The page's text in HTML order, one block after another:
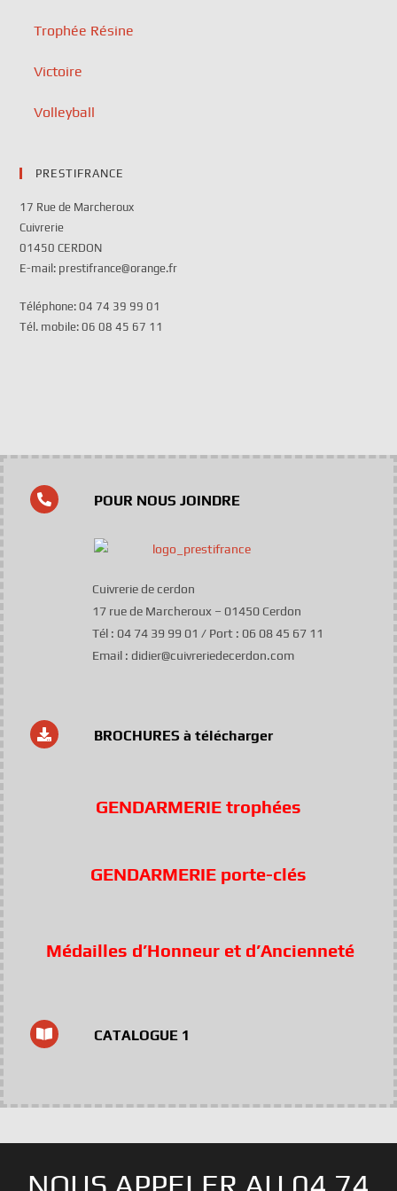
Trophée Résine
Victoire
Volleyball
PRESTIFRANCE
17 Rue de Marcheroux
Cuivrerie
01450 CERDON
E-mail: prestifrance@orange.fr
Téléphone: 04 74 39 99 01
Tél. mobile: 06 08 45 67 11
POUR NOUS JOINDRE
Cuivrerie de cerdon
17 rue de Marcheroux – 01450 Cerdon
Tél : 04 74 39 99 01 / Port : 06 08 45 67 11
Email : didier@cuivreriedecerdon.com
BROCHURES à télécharger
GENDARMERIE trophées
GENDARMERIE porte-clés
Médailles d’Honneur et d’Ancienneté
CATALOGUE 1